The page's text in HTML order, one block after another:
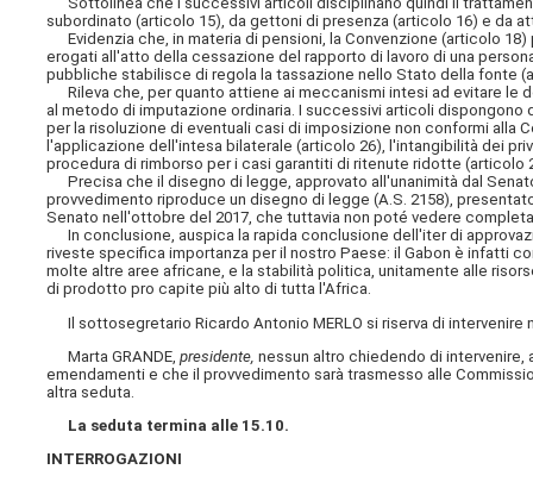
subordinato (articolo 15), da gettoni di presenza (articolo 16) e da
Evidenzia che, in materia di pensioni, la Convenzione (articolo
erogati all'atto della cessazione del rapporto di lavoro di una
pubbliche stabilisce di regola la tassazione nello Stato della fonte
Rileva che, per quanto attiene ai meccanismi intesi ad evitare le
al metodo di imputazione ordinaria. I successivi articoli
per la risoluzione di eventuali casi di imposizione non conformi alla
l'applicazione dell'intesa bilaterale (articolo 26), l'intangibilità dei
procedura di rimborso per i casi garantiti di ritenute ridotte (articolo
Precisa che il disegno di legge, approvato all'unanimità dal
provvedimento riproduce un disegno di legge (A.S. 2158),
Senato nell'ottobre del 2017, che tuttavia non poté vedere
In conclusione, auspica la rapida conclusione dell'iter di
riveste specifica importanza per il nostro Paese: il Gabon è infatti
molte altre aree africane, e la stabilità politica, unitamente alle
di prodotto pro capite più alto di tutta l'Africa.
Il sottosegretario Ricardo Antonio MERLO si riserva di intervenire
Marta GRANDE,presidente,nessun altro chiedendo di
emendamenti e che il provvedimento sarà trasmesso alle
altra seduta.
La seduta termina alle 15.10.
INTERROGAZIONI